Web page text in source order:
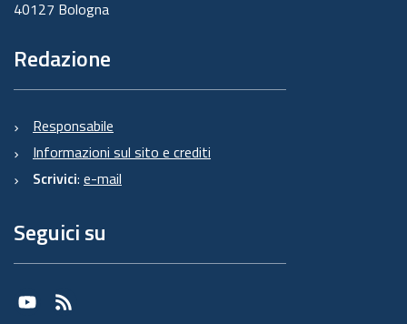
40127 Bologna
Redazione
Responsabile
Informazioni sul sito e crediti
Scrivici: e-mail
Seguici su
Youtube
RSS